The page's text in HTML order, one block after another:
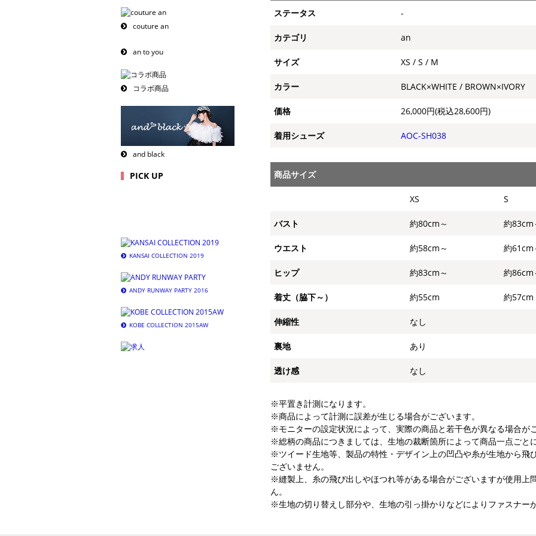
couture an
an to you
コラボ商品
and black
PICK UP
KANSAI COLLECTION 2019
ANDY RUNWAY PARTY 2016
KOBE COLLECTION 2015AW
ステータス -
カテゴリ an
サイズ XS / S / M
カラー BLACK×WHITE / BROWN×IVORY
価格 26,000円(税込28,600円)
着用シューズ AOC-SH038
商品サイズ
XS S
バスト 約80cm～ 約83cm
ウエスト 約58cm～ 約61cm
ヒップ 約83cm～ 約86cm
着丈（脇下～） 約55cm 約57cm
伸縮性 なし
裏地 あり
透け感 なし
※平置き計測になります。
※商品によって計測に誤差が生じる場合がございます。
※モニターの設定状況によって、実際の商品と若干色が異なる場合が
※総柄の商品につきましては、生地の裁断箇所によって商品一点ごと
※ツイード生地等、製品の特性・デザイン上の凹凸や糸が生地から飛
ございません。
※縫製上、糸の飛び出しやほつれ等がある場合がございますが使用上
ん。
※生地の切り替えし部分や、生地の引っ掛かりなどによりファスナー